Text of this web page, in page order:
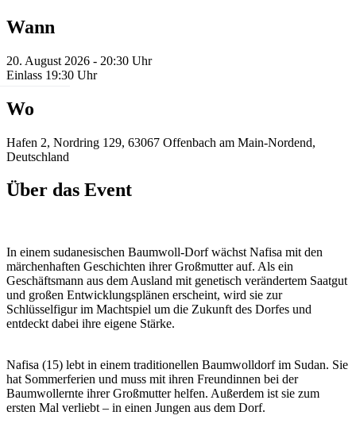
Wann
20. August 2026 - 20:30 Uhr
Einlass 19:30 Uhr
Wo
Hafen 2, Nordring 129, 63067 Offenbach am Main-Nordend,
Deutschland
Über das Event
In einem sudanesischen Baumwoll-Dorf wächst Nafisa mit den
märchenhaften Geschichten ihrer Großmutter auf. Als ein
Geschäftsmann aus dem Ausland mit genetisch verändertem Saatgut
und großen Entwick­lungsplänen erscheint, wird sie zur
Schlüsselfigur im Machtspiel um die Zukunft des Dorfes und
entdeckt dabei ihre eigene Stärke.
Nafisa (15) lebt in einem traditionellen Baumwolldorf im Sudan. Sie
hat Sommerferien und muss mit ihren Freundinnen bei der
Baumwollernte ihrer Großmutter helfen. Außerdem ist sie zum
ersten Mal verliebt – in einen Jungen aus dem Dorf.